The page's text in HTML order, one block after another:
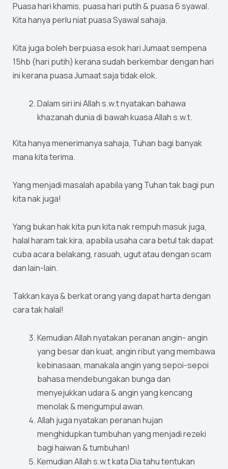
Puasa hari khamis, puasa hari putih & puasa 6 syawal.
Kita hanya perlu niat puasa Syawal sahaja.
Kita juga boleh berpuasa esok hari Jumaat sempena
15hb (hari putih) kerana sudah berkembar dengan hari
ini kerana puasa Jumaat saja tidak elok.
Dalam siri ini Allah s.w.t nyatakan bahawa
khazanah dunia di bawah kuasa Allah s.w.t.
Kita hanya menerimanya sahaja, Tuhan bagi banyak
mana kita terima.
Yang menjadi masalah apabila yang Tuhan tak bagi pun
kita nak juga!
Yang bukan hak kita pun kita nak rempuh masuk juga,
halal haram tak kira, apabila usaha cara betul tak dapat
cuba acara belakang, rasuah, ugut atau dengan scam
dan lain-lain.
Takkan kaya & berkat orang yang dapat harta dengan
cara tak halal!
Kemudian Allah nyatakan peranan angin- angin
yang besar dan kuat, angin ribut yang membawa
kebinasaan, manakala angin yang sepoi-sepoi
bahasa mendebungakan bunga dan
menyejukkan udara & angin yang kencang
menolak & mengumpul awan.
Allah juga nyatakan peranan hujan
menghidupkan tumbuhan yang menjadi rezeki
bagi haiwan & tumbuhan!
Kemudian Allah s.w.t kata Dia tahu tentukan